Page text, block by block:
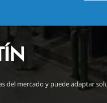
del mercado y puede adaptar